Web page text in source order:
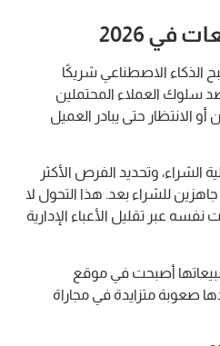
في 2026
بل أصبح الذكاء الاصطناعي شريكًا
سلوك العملاء المحتملين
الانتظار حتى يبادر العميل
الشراء، وتحديد الفرص الأكثر
للشراء بعد. هذا التحول لا
عبر تقليل الأعباء الإدارية
أصبحت في موقع
صعوبة متزايدة في مجاراة